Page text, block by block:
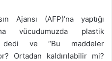
Ajansı (AFP)’na yaptığı
vücudumuzda plastik
dedi ve “Bu maddeler
Ortadan kaldırılabilir mi?